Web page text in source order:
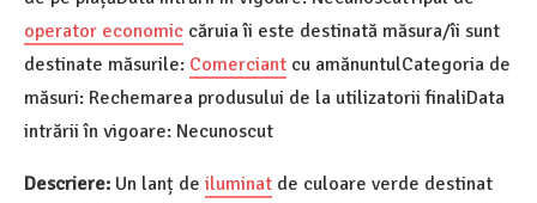
operator economic căruia îi este destinată măsura/îi sunt
destinate măsurile: Comerciant cu amănuntulCategoria de
măsuri: Rechemarea produsului de la utilizatorii finaliData
intrării în vigoare: Necunoscut
Descriere: Un lanț de iluminat de culoare verde destinat